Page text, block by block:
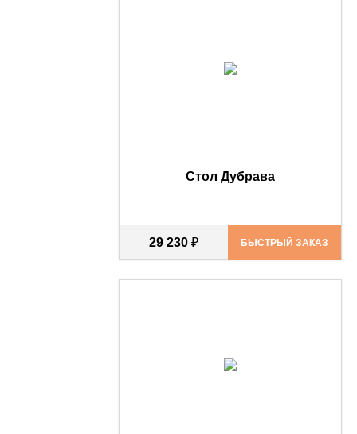
Стол Дубрава
29 230₽ БЫСТРЫЙ ЗАКАЗ